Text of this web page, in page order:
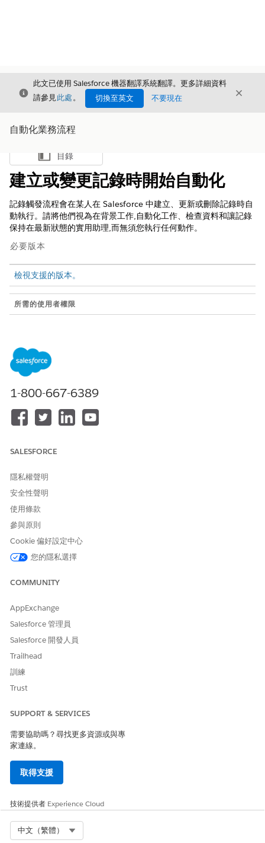
結束
此文已使用 Salesforce 機器翻譯系統翻譯。更多詳細資料
請參見此處。 切換至英文 不要現在 結束
自動化業務流程
顯示目錄
目錄
建立或變更記錄時開始自動化
記錄觸發流程會在某人在 Salesforce 中建立、更新或刪除記錄時自
動執行。請將他們視為在背景工作,自動化工作、檢查資料和讓記錄
保持在最新狀態的實用助理,而無須您執行任何動作。
必要版本
檢視支援的版本。
所需的使用者權限
(包括 Einstein 和 Agentforce
for Flow) 來開啟、編輯、建
立、啟用或停用流程:
開始使用記錄觸發流程
記錄觸發流程會在某人在 Salesforce 中建立、更新或刪除記錄
時自動執行。觸發後,他們會執行動作,例如更新記錄、建立記錄
記錄觸發流程會在某人在 Salesforce 中建立、更新或刪除記錄
時執行。儲存前流程會在 Salesforce 儲存記錄之前執行。儲存
動化選擇正確的類型。
項目條件可控制記錄觸發流程何時執行。在「開始」元素中使用
AND、OR、自訂邏輯或公式式條件,以僅在正確的記錄變更時執
儲存在觸發記錄變數中。此變數可讓您的流程立即從觸發流程的
記錄存取所有欄位值。您可以讀取欄位值、檢查和變更。
建立更新記錄的簡單儲存前記錄觸發流程
瞭解如何建立儲存前記錄觸發流程,此流程會在建立機會時自動
更新其名稱。
建立簡單儲存後記錄觸發流程
在使用者建立商機記錄時建立追蹤工作,以確保小組永遠不會錯
過重要後續步驟。
請讓我們知道，以便我們改進！
1-800-667-6389
SALESFORCE
隱私權聲明
安全性聲明
使用條款
參與原則
Cookie 偏好設定中心
您的隱私選擇
COMMUNITY
AppExchange
Salesforce 管理員
Salesforce 開發人員
Trailhead
訓練
Trust
SUPPORT & SERVICES
需要協助嗎？尋找更多資源或與專
家連線。
取得支援
技術提供者 Experience Cloud
中文（繁體）